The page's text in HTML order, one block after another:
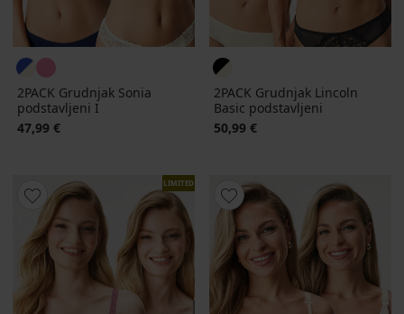
2PACK Grudnjak Sonia
podstavljeni I
47,99 €
2PACK Grudnjak Lincoln
Basic podstavljeni
50,99 €
LIMITED